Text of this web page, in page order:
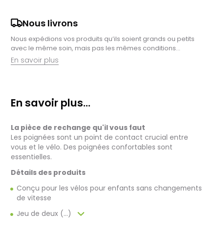
Nous livrons
Nous expédions vos produits qu’ils soient grands ou petits
avec le même soin, mais pas les mêmes conditions…
En savoir plus
achats à domicile, mais il est encore plus gratifiant de vous
accueillir en magasin. Commandez en ligne et récupérez vos
Pensez à préciser le lieu de retrait lors de votre commande,
et nous vous informerons dès que vos articles seront prêts à
être récupérés.
Livraison de vélos complets :
Après des réglages minutieux effectués par nos techniciens,
pour faciliter sa réception.
Pour les vélos en stock, le délai total, incluant la réception, le
contrôle et l'expédition est en moyenne d’une à deux
semaines. Pour les vélos sur commande, celui-ci est allongé
En savoir plus...
La pièce de rechange qu'il vous faut
Les poignées sont un point de contact crucial entre
vous et le vélo. Des poignées confortables sont
essentielles.
Détails des produits
Conçu pour les vélos pour enfants sans changements
de vitesse
Jeu de deux (...)